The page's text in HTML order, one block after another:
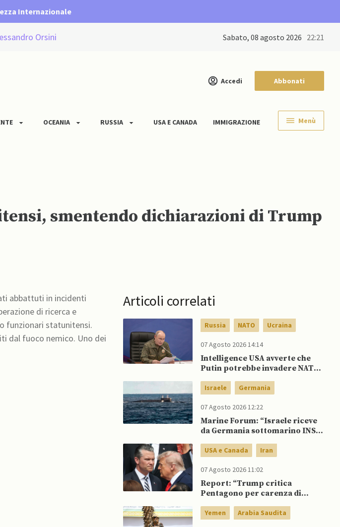
Internazionale
Orsini sabato, 08 agosto 2026 22:21
Accedi Abbonati
OCEANIA RUSSIA USA E CANADA IMMIGRAZIONE Menù
smentendo dichiarazioni di Trump
abbattuti in incidenti
di ricerca e
funzionari statunitensi.
dal fuoco nemico. Uno dei
Articoli correlati
Russia NATO Ucraina
07 Agosto 2026 14:14
Intelligence USA avverte che
Putin potrebbe invadere NATO
Ucraina
Israele Germania
07 Agosto 2026 12:22
Marine Forum: “Israele riceve
da Germania sottomarino INS
USA e Canada Iran
07 Agosto 2026 11:02
Report: “Trump critica
Pentagono per carenza di
Yemen Arabia Saudita